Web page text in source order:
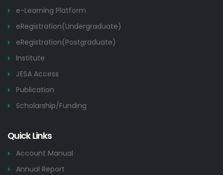
e-Learning Platform
eRegistration(Undergraduate)
eRegistration(Postgraduate)
Institute
JESA Access
Publication
Scholarship/Funding
Quick Links
Account Manual
Annual Report